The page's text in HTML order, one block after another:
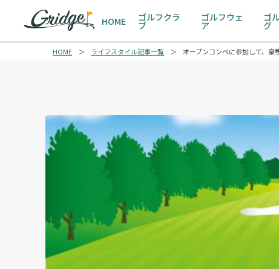
HOME ゴルフクラ
ブ
ゴルフウェ
ア
ゴ
グ
HOME ライフスタイル記事一覧 オープンコンペに参加して、豪